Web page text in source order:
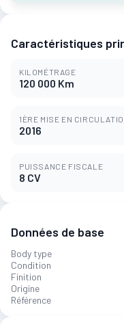
Caractéristiques
KILOMÉTRAGE
120 000 Km
1ÈRE MISE EN
2016
PUISSANCE FISCALE
8 CV
Données de base
Body type
Condition
Finition
Origine
Référence